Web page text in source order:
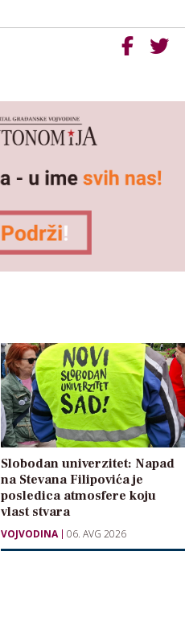
Slobodan univerzitet: Napad
na Stevana Filipovića je
posledica atmosfere koju
vlast stvara
VOJVODINA 06. AVG 2026